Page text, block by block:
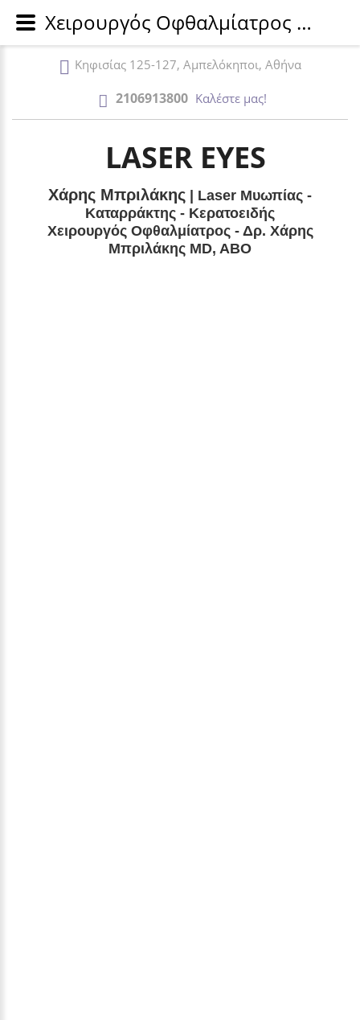
Κηφισίας 125-127, Αμπελόκηποι, Αθήνα
2106913800 Καλέστε μας!
LASER EYES
Χάρης Μπριλάκης | Laser Μυωπίας -
Καταρράκτης - Κερατοειδής
Χειρουργός Οφθαλμίατρος - Δρ. Χάρης
Μπριλάκης MD, ABO
Χειρουργός Οφθαλμίατρος Αθήνα - Αμπελόκηποι | Δρ.Μπριλάκης